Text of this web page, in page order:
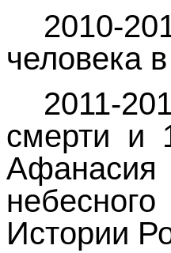
2010-
человека
2011-
смерти и
Истории